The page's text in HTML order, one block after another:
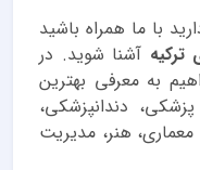
با ما همراه باشید
ترکیه آشنا شوید. در
به معرفی بهترین
دندانپزشکی،
هنر، مدیریت